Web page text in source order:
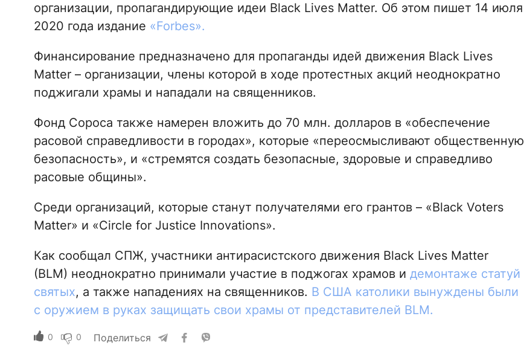
организации, пропагандирующие идеи Black Lives Matter. Об этом пишет 14 июля
2020 года издание «Forbes».
Финансирование предназначено для пропаганды идей движения Black Lives
Matter – организации, члены которой в ходе протестных акций неоднократно
поджигали храмы и нападали на священников.
Фонд Сороса также намерен вложить до 70 млн. долларов в «обеспечение
расовой справедливости в городах», которые «переосмысливают общественную
безопасность», и «стремятся создать безопасные, здоровые и справедливо
расовые общины».
Среди организаций, которые станут получателями его грантов – «Black Voters
Matter» и «Circle for Justice Innovations».
Как сообщал СПЖ, участники антирасистского движения Black Lives Matter
(BLM) неоднократно принимали участие в поджогах храмов и демонтаже статуй
святых, а также нападениях на священников. В США католики вынуждены были
с оружием в руках защищать свои храмы от представителей BLM.
0 0 Поделиться